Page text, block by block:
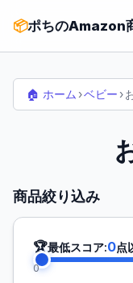
📦ポちのAmazon
🏠 ホーム ›ベビー ›
商品絞り込み
🏆最低スコア:0点
0